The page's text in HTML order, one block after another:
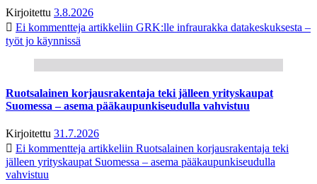
Kirjoitettu 3.8.2026
Ei kommentteja artikkeliin GRK:lle infraurakka datakeskuksesta –
työt jo käynnissä
Ruotsalainen korjausrakentaja teki jälleen yrityskaupat
Suomessa – asema pääkaupunkiseudulla vahvistuu
Kirjoitettu 31.7.2026
Ei kommentteja artikkeliin Ruotsalainen korjausrakentaja teki
jälleen yrityskaupat Suomessa – asema pääkaupunkiseudulla
vahvistuu